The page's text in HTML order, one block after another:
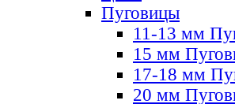
Пуговицы
11-13 мм
15 мм
17-18 мм
20 мм